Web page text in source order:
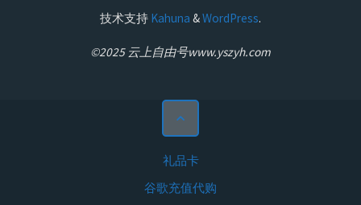
技术支持 Kahuna &WordPress.
©2025 云上自由号www.yszyh.com
礼品卡
谷歌充值代购